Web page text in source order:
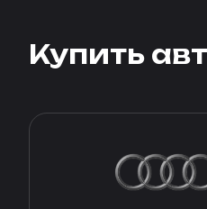
Купить